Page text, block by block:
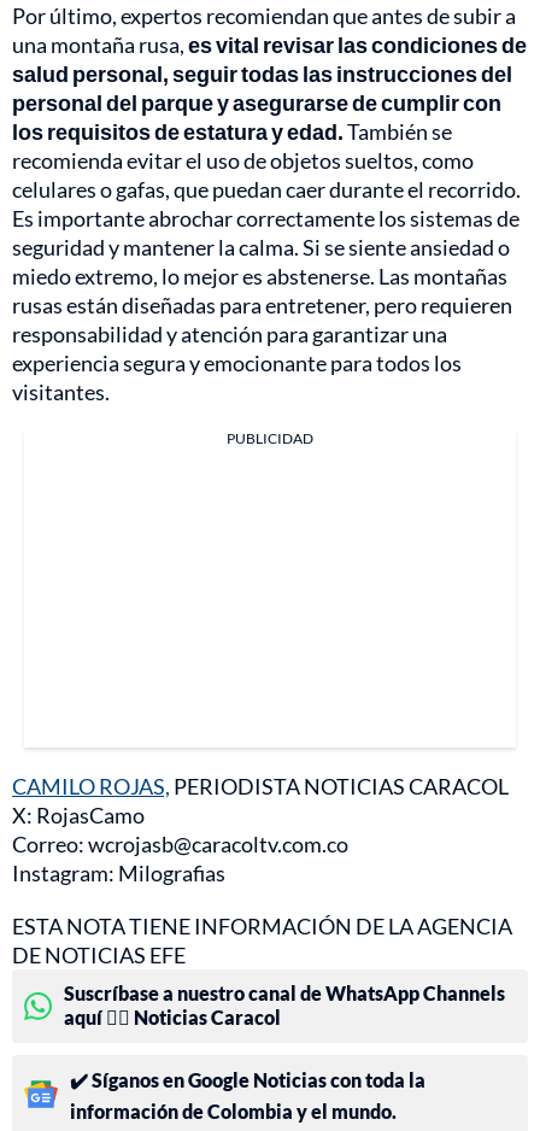
Por último, expertos recomiendan que antes de subir a
una montaña rusa,es vital revisar las condiciones de
salud personal, seguir todas las instrucciones del
personal del parque y asegurarse de cumplir con
los requisitos de estatura y edad.También se
recomienda evitar el uso de objetos sueltos, como
celulares o gafas, que puedan caer durante el recorrido.
Es importante abrochar correctamente los sistemas de
seguridad y mantener la calma. Si se siente ansiedad o
miedo extremo, lo mejor es abstenerse. Las montañas
rusas están diseñadas para entretener, pero requieren
responsabilidad y atención para garantizar una
experiencia segura y emocionante para todos los
visitantes.
PUBLICIDAD
CAMILO ROJAS, PERIODISTA NOTICIAS CARACOL
X: RojasCamo
Correo: wcrojasb@caracoltv.com.co
Instagram: Milografias
ESTA NOTA TIENE INFORMACIÓN DE LA AGENCIA
DE NOTICIAS EFE
Suscríbase a nuestro canal de WhatsApp Channels
aquí 👉🏻 Noticias Caracol
✔️ Síganos en Google Noticias con toda la
información de Colombia y el mundo.